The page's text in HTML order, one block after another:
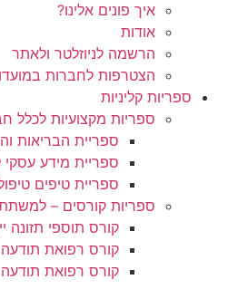
איך פונים אלינו?
אודות
הרשמה לניוזלטר ולאתר
הצטרפות לחברות
ספריות קליניות
ספריות מקצועיות לכלל
ספריית הבריאות
ספריית מידע עסקי
ספריית טיפים
ספריות קורסים –
קורס תוספי תזונה
קורס רפואת
קורס רפואת